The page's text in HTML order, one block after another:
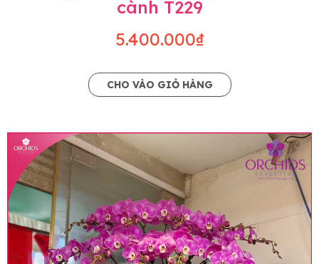
cành T229
5.400.000₫
CHO VÀO GIỎ HÀNG